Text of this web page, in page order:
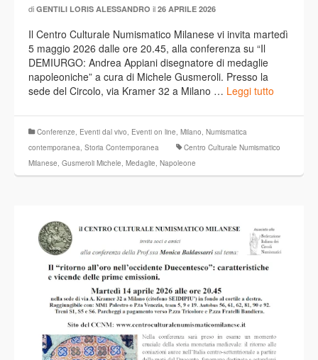
di GENTILI LORIS ALESSANDRO il 26 APRILE 2026
Il Centro Culturale Numismatico Milanese vi invita martedì
5 maggio 2026 dalle ore 20.45, alla conferenza su “Il
DEMIURGO: Andrea Appiani disegnatore di medaglie
napoleoniche” a cura di Michele Gusmeroli. Presso la
sede del Circolo, via Kramer 32 a Milano … Leggi tutto
Conferenze Eventi dal vivo Eventi on line Milano Numismatica
contemporanea Storia Contemporanea
Centro Culturale Numismatico
Milanese Gusmeroli Michele Medaglie Napoleone